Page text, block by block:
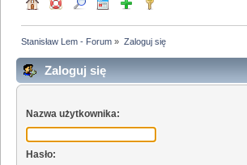
Stanisław Lem - Forum » Zaloguj się
Zaloguj się
Nazwa użytkownika:
Hasło: